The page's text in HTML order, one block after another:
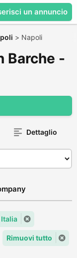
un annuncio
> Napoli
Barche -
Dettaglio
Italia
Rimuovi tutto